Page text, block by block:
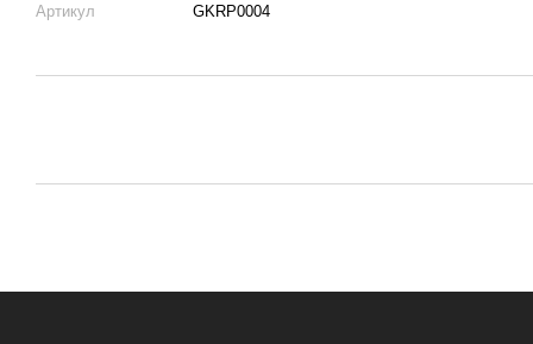
Артикул
GKRP0004